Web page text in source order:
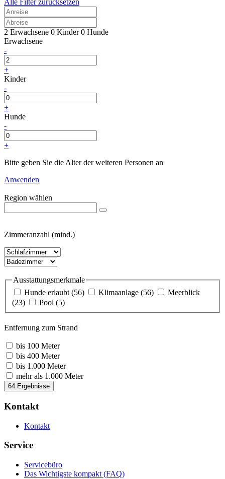
2 Erwachsene 0 Kinder 0 Hunde
Erwachsene
-
+
Kinder
-
+
Hunde
-
+
Bitte geben Sie die Alter der weiteren Personen an
Anwenden
Region wählen
Zimmeranzahl (mind.)
Ausstattungsmerkmale
Hunde erlaubt (56) Klimaanlage (56)
Meerblick
(23)
Pool (5)
Entfernung zum Strand
bis 100 Meter
bis 400 Meter
bis 1.000 Meter
mehr als 1.000 Meter
64 Ergebnisse
Kontakt
Kontakt
Service
Servicebüro
Das Wichtigste kompakt (FAQ)